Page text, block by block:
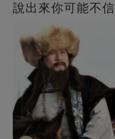
說出來你可能不信